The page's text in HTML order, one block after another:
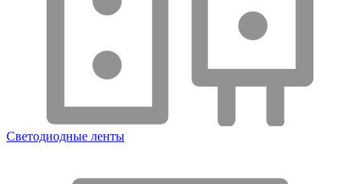
Светодиодные ленты